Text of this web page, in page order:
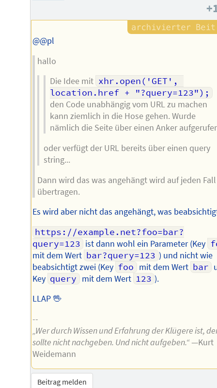
@@pl
hallo
Die Idee mit xhr.open('GET',
location.href + "?query=123");
den Code unabhängig vom URL zu machen
kann ziemlich in die Hose gehen. Wurde
nämlich die Seite über einen Anker
oder verfügt der URL bereits über einen query
string...
Dann wird das was angehängt wird auf jeden Fall
übertragen.
Es wird aber nicht das angehängt, was
https://example.net?foo=bar?
query=123 ist dann wohl ein Parameter (Key
mit dem Wert bar?query=123 ) und nicht wie
beabsichtigt zwei (Key foo mit dem Wert bar
Key query mit dem Wert 123 ).
LLAP 🖖
--
„Wer durch Wissen und Erfahrung der Klügere ist,
sollte nicht nachgeben. Und nicht aufgeben.“—Kurt
Weidemann
Beitrag melden